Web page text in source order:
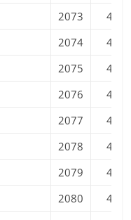
2073
415
2074
416
2075
417
2076
417
2077
418
2078
419
2079
420
2080
420